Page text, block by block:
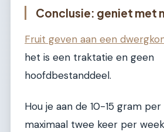
Conclusie: geniet met
Fruit geven aan een
het is een traktatie en geen
hoofdbestanddeel.
Hou je aan de 10-15 gram
maximaal twee keer per